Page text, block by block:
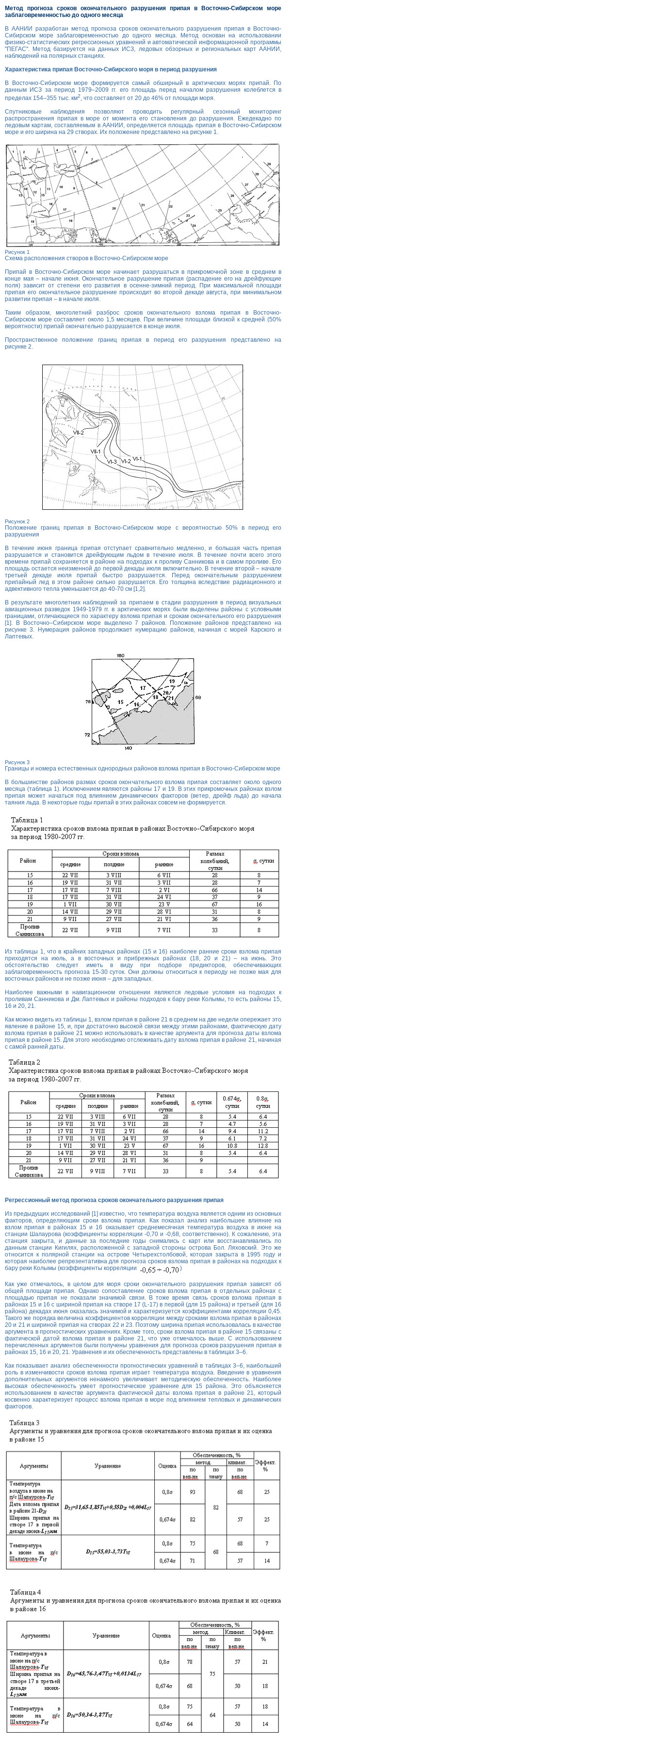
Метод прогноза сроков окончательного разрушения припая в Восточно-Сибирском море
заблаговременностью до одного месяца
В ААНИИ разработан метод прогноза сроков окончательного разрушения припая в Восточно-
Сибирском море заблаговременностью до одного месяца. Метод основан на использовании
физико-статистических регрессионных уравнений и автоматической информационной программы
"ПЕГАС". Метод базируется на данных ИСЗ, ледовых обзорных и региональных карт ААНИИ,
наблюдений на полярных станциях.
Характеристика припая Восточно-Сибирского моря в период разрушения
В Восточно-Сибирском море формируется самый обширный в арктических морях припай. По
данным ИСЗ за период 1979–2009 гг. его площадь перед началом разрушения колеблется в
пределах 154–355 тыс. км2, что составляет от 20 до 46% от площади моря.
Спутниковые наблюдения позволяют проводить регулярный сезонный мониторинг
распространения припая в море от момента его становления до разрушения. Ежедекадно по
ледовым картам, составляемым в ААНИИ, определяется площадь припая в Восточно-Сибирском
море и его ширина на 29 створах. Их положение представлено на рисунке 1.
Рисунок 1
Схема расположения створов в Восточно-Сибирском море
Припай в Восточно-Сибирском море начинает разрушаться в прикромочной зоне в среднем в
конце мая – начале июня. Окончательное разрушение припая (распадение его на дрейфующие
поля) зависит от степени его развития в осенне-зимний период. При максимальной площади
припая его окончательное разрушение происходит во второй декаде августа, при минимальном
развитии припая – в начале июля.
Таким образом, многолетний разброс сроков окончательного взлома припая в Восточно-
Сибирском море составляет около 1,5 месяцев. При величине площади близкой к средней (50%
вероятности) припай окончательно разрушается в конце июля.
Пространственное положение границ припая в период его разрушения представлено на
рисунке 2.
Рисунок 2
Положение границ припая в Восточно-Сибирском море с вероятностью 50% в период его
разрушения
В течение июня граница припая отступает сравнительно медленно, и большая часть припая
разрушается и становится дрейфующим льдом в течение июля. В течение почти всего этого
времени припай сохраняется в районе на подходах к проливу Санникова и в самом проливе. Его
площадь остается неизменной до первой декады июля включительно. В течение второй – начале
третьей декаде июля припай быстро разрушается. Перед окончательным разрушением
припайный лед в этом районе сильно разрушается. Его толщина вследствие радиационного и
адвективного тепла уменьшается до 40-70 см [1,2].
В результате многолетних наблюдений за припаем в стадии разрушения в период визуальных
авиационных разведок 1949-1979 гг. в арктических морях были выделены районы с условными
границами, отличающиеся по характеру взлома припая и срокам окончательного его разрушения
[1]. В Восточно–Сибирском море выделено 7 районов. Положение районов представлено на
рисунке 3. Нумерация районов продолжает нумерацию районов, начиная с морей Карского и
Лаптевых.
Рисунок 3
Границы и номера естественных однородных районов взлома припая в Восточно-Сибирском море
В большинстве районов размах сроков окончательного взлома припая составляет около одного
месяца (таблица 1). Исключением являются районы 17 и 19. В этих прикромочных районах взлом
припая может начаться под влиянием динамических факторов (ветер, дрейф льда) до начала
таяния льда. В некоторые годы припай в этих районах совсем не формируется.
Из таблицы 1, что в крайних западных районах (15 и 16) наиболее ранние сроки взлома припая
приходятся на июль, а в восточных и прибрежных районах (18, 20 и 21) – на июнь. Это
обстоятельство следует иметь в виду при подборе предикторов, обеспечивающих
заблаговременность прогноза 15-30 суток. Они должны относиться к периоду не позже мая для
восточных районов и не позже июня – для западных.
Наиболее важными в навигационном отношении являются ледовые условия на подходах к
проливам Санникова и Дм. Лаптевых и районы подходов к бару реки Колымы, то есть районы 15,
16 и 20, 21.
Как можно видеть из таблицы 1, взлом припая в районе 21 в среднем на две недели опережает это
явление в районе 15, и, при достаточно высокой связи между этими районами, фактическую дату
взлома припая в районе 21 можно использовать в качестве аргумента для прогноза даты взлома
припая в районе 15. Для этого необходимо отслеживать дату взлома припая в районе 21, начиная
с самой ранней даты.
Регрессионный метод прогноза сроков окончательного разрушения припая
Из предыдущих исследований [1] известно, что температура воздуха является одним из основных
факторов, определяющим сроки взлома припая. Как показал анализ наибольшее влияние на
взлом припая в районах 15 и 16 оказывает среднемесячная температура воздуха в июне на
станции Шалаурова (коэффициенты корреляции -0,70 и -0,68, соответственно). К сожалению, эта
станция закрыта, и данные за последние годы снимались с карт или восстанавливались по
данным станции Кигилях, расположенной с западной стороны острова Бол. Ляховский. Это же
относится к полярной станции на острове Четырехстолбовой, которая закрыта в 1995 году и
которая наиболее репрезентативна для прогноза сроков взлома припая в районах на подходах к
бару реки Колымы (коэффициенты корреляции
)
Как уже отмечалось, в целом для моря сроки окончательного разрушения припая зависят об
общей площади припая. Однако сопоставление сроков взлома припая в отдельных районах с
площадью припая не показали значимой связи. В тоже время связь сроков взлома припая в
районах 15 и 16 с шириной припая на створе 17 (L-17) в первой (для 15 района) и третьей (для 16
района) декадах июня оказалась значимой и характеризуется коэффициентами корреляции 0,45.
Такого же порядка величина коэффициентов корреляции между сроками взлома припая в районах
20 и 21 и шириной припая на створах 22 и 23. Поэтому ширина припая использовалась в качестве
аргумента в прогностических уравнениях. Кроме того, сроки взлома припая в районе 15 связаны с
фактической датой взлома припая в районе 21, что уже отмечалось выше. С использованием
перечисленных аргументов были получены уравнения для прогноза сроков разрушения припая в
районах 15, 16 и 20, 21. Уравнения и их обеспеченность представлены в таблицах 3–6.
Как показывает анализ обеспеченности прогностических уравнений в таблицах 3–6, наибольший
роль в изменчивости сроков взлома припая играет температура воздуха. Введение в уравнения
дополнительных аргументов ненамного увеличивает методическую обеспеченность. Наиболее
высокая обеспеченность умеет прогностическое уравнение для 15 района. Это объясняется
использованием в качестве аргумента фактической даты взлома припая в районе 21, который
косвенно характеризует процесс взлома припая в море под влиянием тепловых и динамических
факторов.